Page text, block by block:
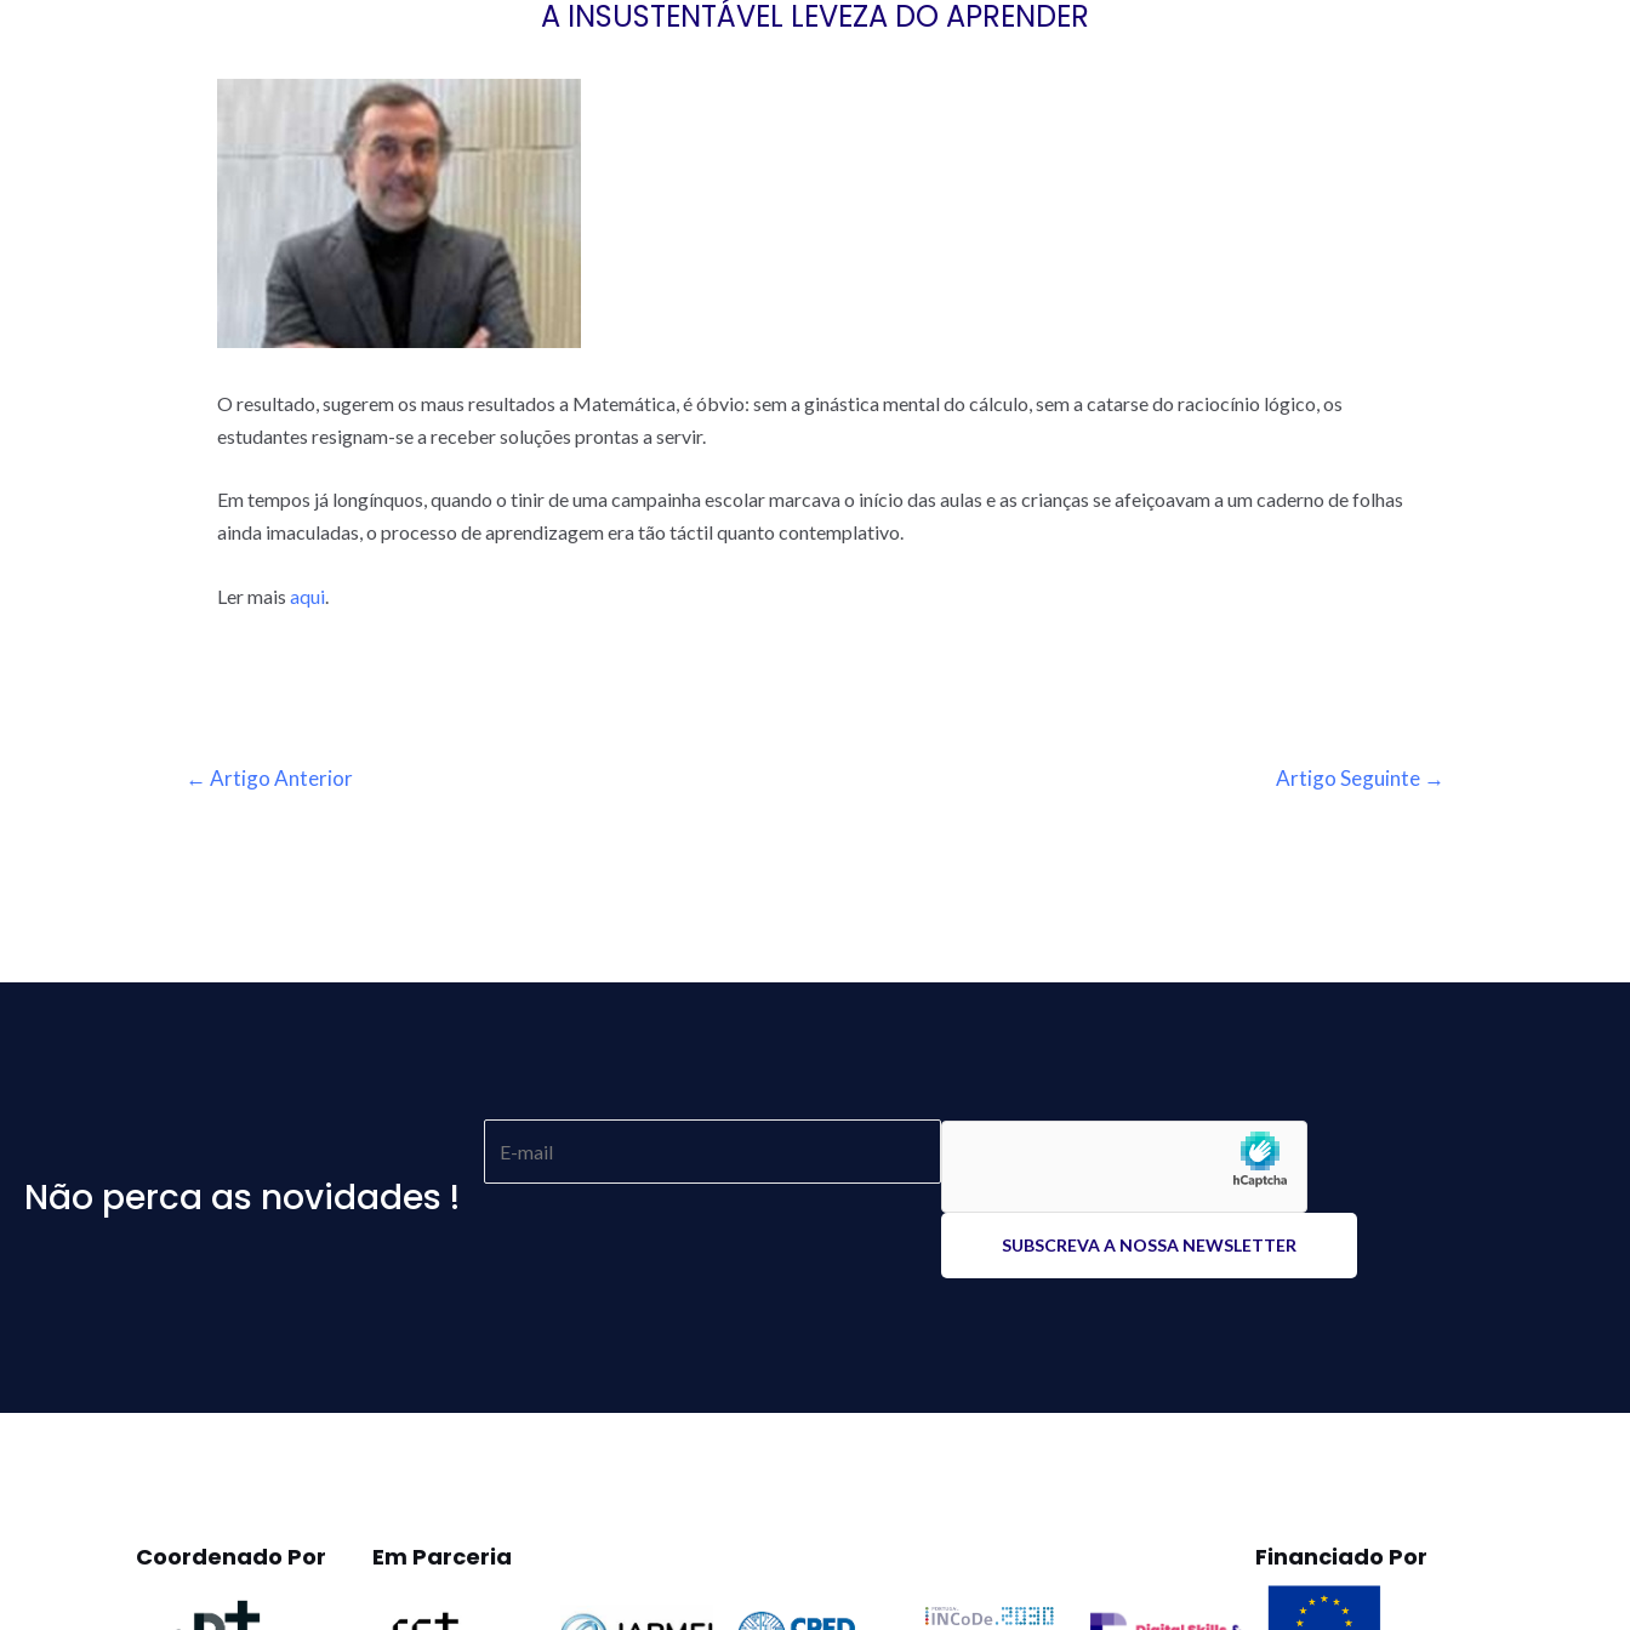
A INSUSTENTÁVEL LEVEZA DO APRENDER
O resultado, sugerem os maus resultados a Matemática, é óbvio: sem a ginástica mental do cálculo, sem a catarse do raciocínio lógico, os
estudantes resignam-se a receber soluções prontas a servir.
Em tempos já longínquos, quando o tinir de uma campainha escolar marcava o início das aulas e as crianças se afeiçoavam a um caderno de folhas
ainda imaculadas, o processo de aprendizagem era tão táctil quanto contemplativo.
Ler mais aqui.
← Artigo Anterior Artigo Seguinte →
Não perca as novidades !
Coordenado Por Em Parceria Financiado Por